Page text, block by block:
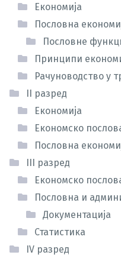
Економија
Пословна
Пословне
Принципи
Рачуноводство у
II разред
Економија
Економско
Пословна
III разред
Економско
Пословна и
Документација
Статистика
IV разред